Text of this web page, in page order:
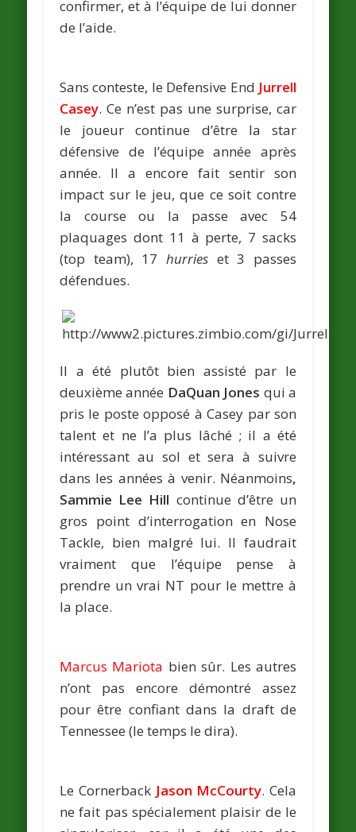
confirmer, et à l’équipe de lui donner
de l’aide.
Sans conteste, le Defensive End Jurrell
Casey. Ce n’est pas une surprise, car
le joueur continue d’être la star
défensive de l’équipe année après
année. Il a encore fait sentir son
impact sur le jeu, que ce soit contre
la course ou la passe avec 54
plaquages dont 11 à perte, 7 sacks
(top team), 17 hurries et 3 passes
défendues.
Il a été plutôt bien assisté par le
deuxième année DaQuan Jones qui a
pris le poste opposé à Casey par son
talent et ne l’a plus lâché ; il a été
intéressant au sol et sera à suivre
dans les années à venir. Néanmoins,
Sammie Lee Hill continue d’être un
gros point d’interrogation en Nose
Tackle, bien malgré lui. Il faudrait
vraiment que l’équipe pense à
prendre un vrai NT pour le mettre à
la place.
Marcus Mariota bien sûr. Les autres
n’ont pas encore démontré assez
pour être confiant dans la draft de
Tennessee (le temps le dira).
Le Cornerback Jason McCourty. Cela
ne fait pas spécialement plaisir de le